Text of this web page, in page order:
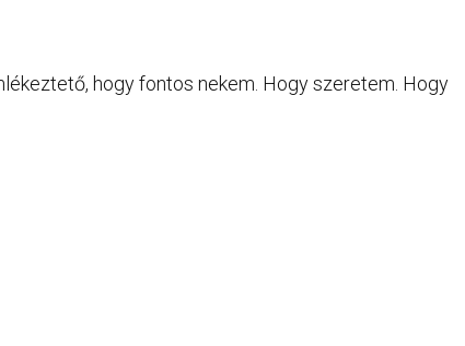
hogy fontos nekem. Hogy szeretem. Hogy